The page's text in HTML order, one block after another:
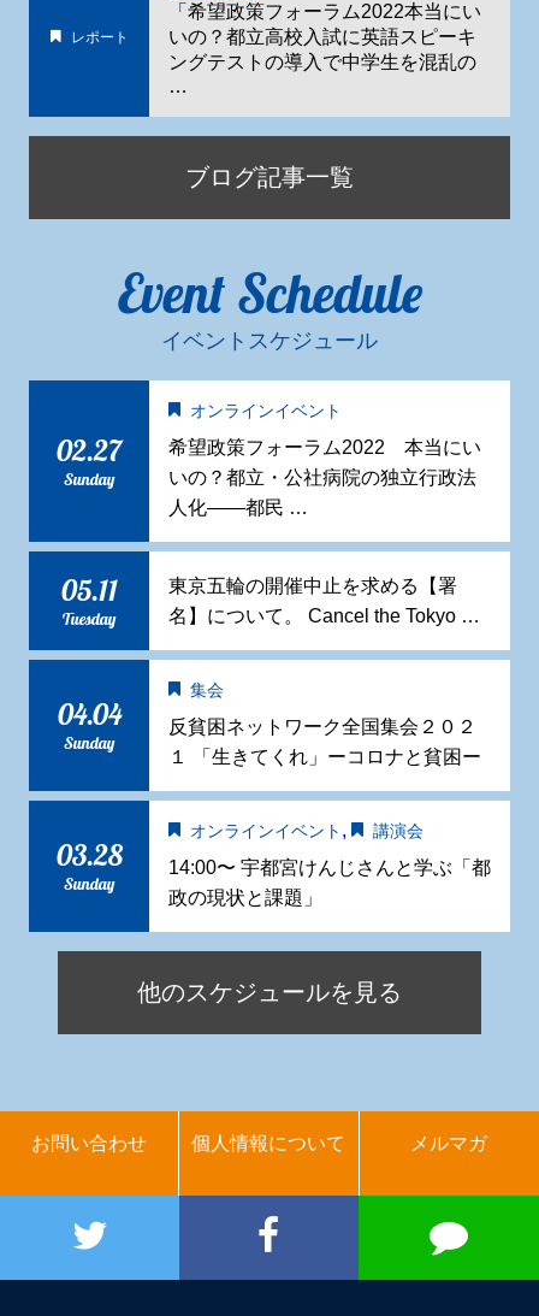
レポート
「希望政策フォーラム2022本当にい
いの？都立高校入試に英語スピーキ
ングテストの導入で中学生を混乱の
…
ブログ記事一覧
Event Schedule
イベントスケジュール
02.27
Sunday
オンラインイベント
希望政策フォーラム2022 本当にい
いの？都立・公社病院の独立行政法
人化——都民 …
05.11
Tuesday
東京五輪の開催中止を求める【署
名】について。 Cancel the Tokyo …
04.04
Sunday
集会
反貧困ネットワーク全国集会２０２
１ 「生きてくれ」ーコロナと貧困ー
03.28
Sunday
オンラインイベント , 講演会
14:00〜 宇都宮けんじさんと学ぶ「都
政の現状と課題」
他のスケジュールを見る
お問い合わせ 個人情報について メルマガ